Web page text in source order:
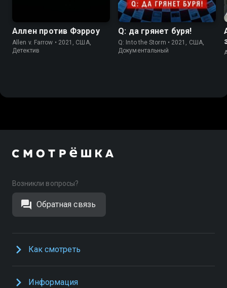
Аллен против Фэрроу
Allen v. Farrow • 2021, США,
Детектив
6.9 7.5
Q: да грянет буря!
Q: Into the Storm • 2021, США,
Документальный
Возникли вопросы?
Обратная связь
Как смотреть
Информация